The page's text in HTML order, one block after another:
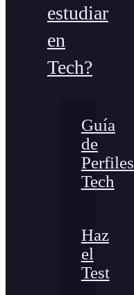
estudiar
en
Tech?
Guía
de
Perfiles
Tech
Haz
el
Test